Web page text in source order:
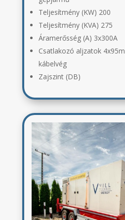
Teljesítmény (KW) 200
Teljesítmény (KVA) 275
Áramerősség (A) 3x300A
Csatlakozó aljzatok
kábelvég
Zajszint (DB)